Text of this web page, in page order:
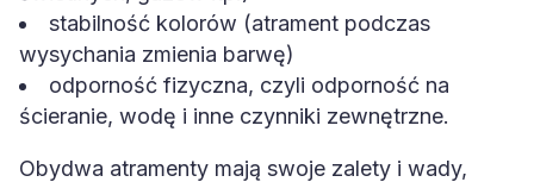
stabilność kolorów (atrament podczas
wysychania zmienia barwę)
odporność fizyczna, czyli odporność na
ścieranie, wodę i inne czynniki zewnętrzne.
Obydwa atramenty mają swoje zalety i wady,